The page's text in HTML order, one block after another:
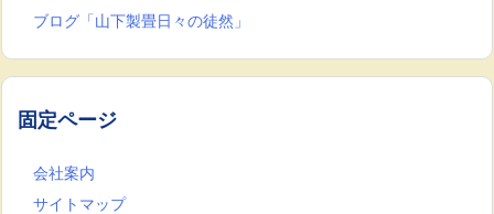
ブログ「山下製畳日々の徒然」
固定ページ
会社案内
サイトマップ